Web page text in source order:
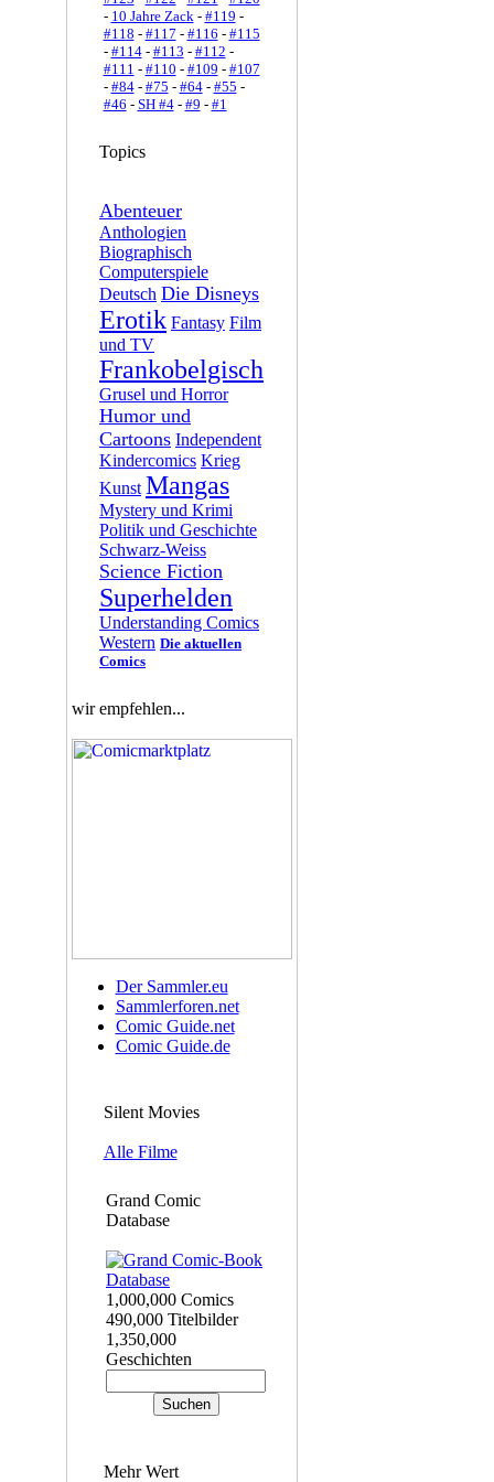
- 10 Jahre Zack- #119 -
#118 - #117 - #116 - #115
- #114- #113 - #112 -
#111 - #110 - #109 - #107
- #84- #75 - #64- #55 -
#46 - SH #4- #9 - #1
Topics
Abenteuer
Anthologien
Biographisch
Computerspiele
Deutsch Die Disneys
Erotik Fantasy Film
und TV
Frankobelgisch
Grusel und Horror
Humor und
Cartoons Independent
Kindercomics Krieg
Kunst Mangas
Mystery und Krimi
Politik und Geschichte
Schwarz-Weiss
Science Fiction
Superhelden
Understanding Comics
Western Die aktuellen
Comics
wir empfehlen...
Der Sammler.eu
Sammlerforen.net
Comic Guide.net
Comic Guide.de
Silent Movies
Alle Filme
Grand Comic
Database
1,000,000 Comics
490,000 Titelbilder
1,350,000
Geschichten
Mehr Wert